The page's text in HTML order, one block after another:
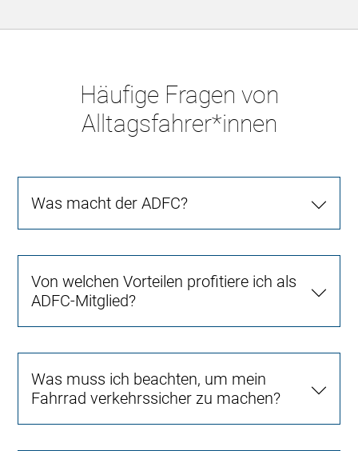
Häufige Fragen von
Alltagsfahrer*innen
Was macht der ADFC?
Von welchen Vorteilen profitiere ich als
ADFC-Mitglied?
Was muss ich beachten, um mein
Fahrrad verkehrssicher zu machen?